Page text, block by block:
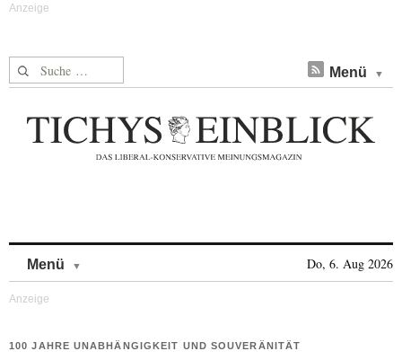
Suche nach: Menü
Menü Do, 6. Aug 2026
100 JAHRE UNABHÄNGIGKEIT UND SOUVERÄNITÄT